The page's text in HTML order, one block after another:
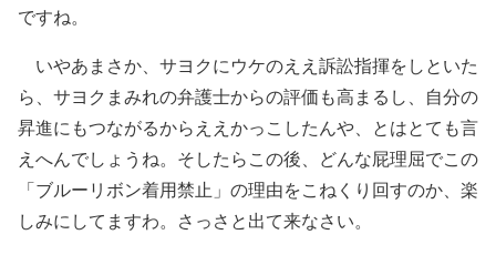
ですね。
いやあまさか、サヨクにウケのええ訴訟指揮をしといた
ら、サヨクまみれの弁護士からの評価も高まるし、自分の
昇進にもつながるからええかっこしたんや、とはとても言
えへんでしょうね。そしたらこの後、どんな屁理屈でこの
「ブルーリボン着用禁止」の理由をこねくり回すのか、楽
しみにしてますわ。さっさと出て来なさい。